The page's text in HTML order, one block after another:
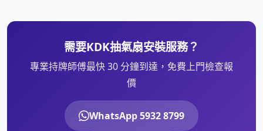
需要KDK抽氣扇安裝服務？
專業持牌師傅最快 30 分鐘到達，免費上門檢查報
價
WhatsApp 5932 8799